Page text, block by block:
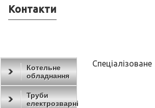
Контакти
Котельне
обладнання
Труби
електрозварні
Спеціалізоване